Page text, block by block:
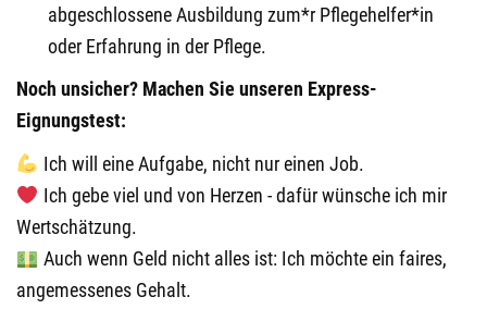
abgeschlossene Ausbildung zum*r Pflegehelfer*in
oder Erfahrung in der Pflege.
Noch unsicher? Machen Sie unseren Express-
Eignungstest:
Ich will eine Aufgabe, nicht nur einen Job.
️ Ich gebe viel und von Herzen - dafür wünsche ich mir
Wertschätzung.
Auch wenn Geld nicht alles ist: Ich möchte ein faires,
angemessenes Gehalt.